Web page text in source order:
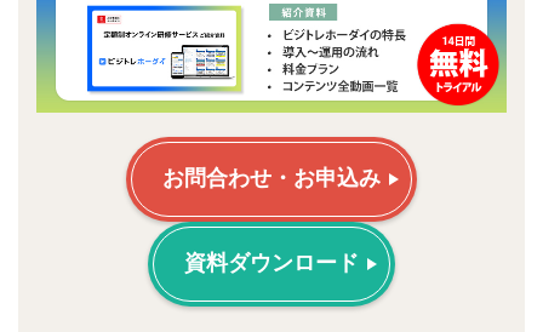
お問合わせ・お申込み
資料ダウンロード